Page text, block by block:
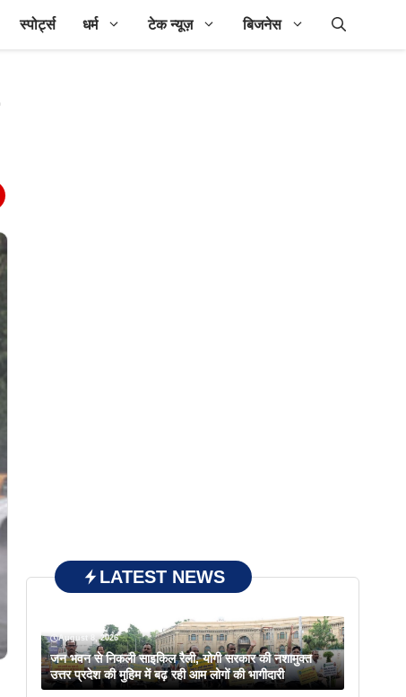
स्पोर्ट्स धर्म टेक न्यूज़ बिजनेस
LATEST NEWS
August 8, 2026
जन भवन से निकली साइकिल रैली, योगी सरकार की नशामुक्त
उत्तर प्रदेश की मुहिम में बढ़ रही आम लोगों की भागीदारी